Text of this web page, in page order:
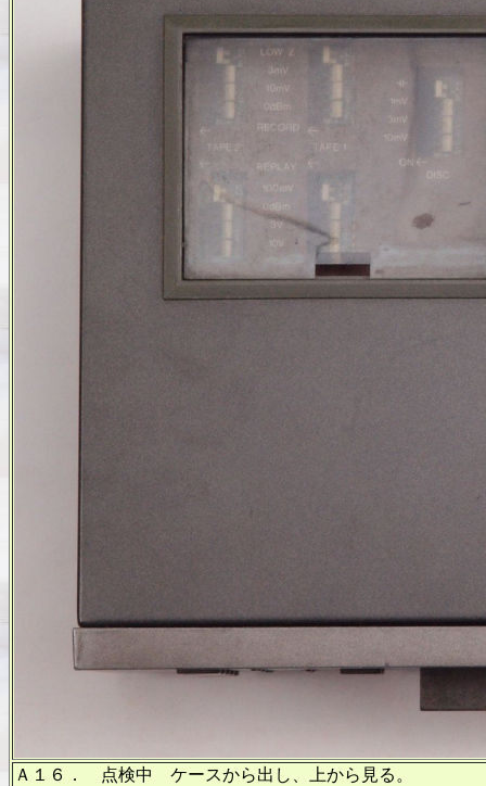
Ａ１６． 点検中 ケースから出し、上から見る。